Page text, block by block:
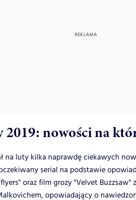
nowości na
na luty kilka naprawdę ciekawych
serial na podstawie
oraz film grozy "Velvet Buzzsaw"
opowiadający o